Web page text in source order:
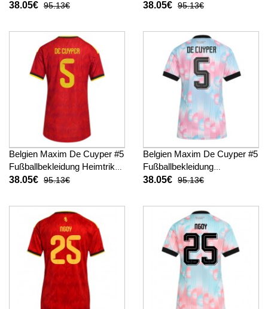
Heimtrikot Damen WM 2026
38.05€ 95.13€
Auswärtstrikot Damen WM
38.05€ 95.13€
Belgien Maxim De Cuyper #5
Fußballbekleidung Heimtrikot
Damen WM 2026 Kurzarm
38.05€ 95.13€
Belgien Maxim De Cuyper #5
Fußballbekleidung
Auswärtstrikot Damen WM
38.05€ 95.13€